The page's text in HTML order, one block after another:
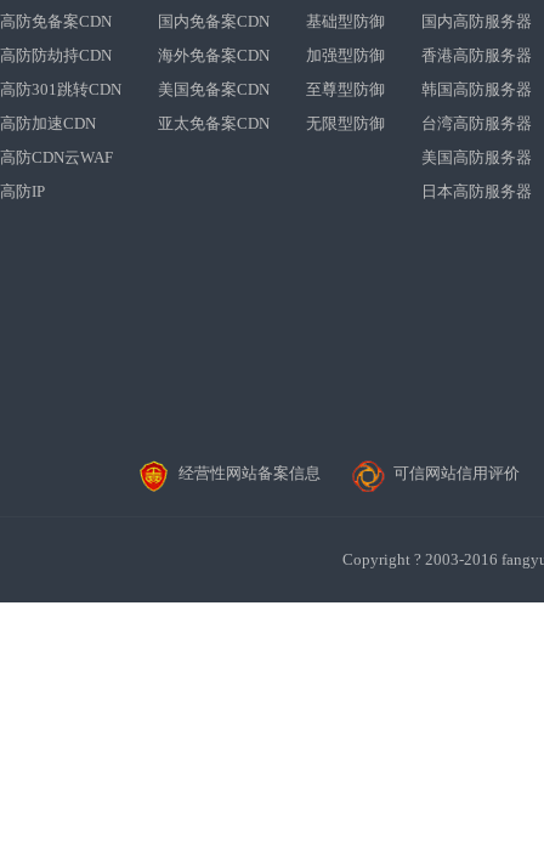
高防免备案CDN
高防防劫持CDN
高防301跳转CDN
高防加速CDN
高防CDN云WAF
高防IP
国内免备案CDN
海外免备案CDN
美国免备案CDN
亚太免备案CDN
基础型防御
加强型防御
至尊型防御
无限型防御
国内高防服务器
香港高防服务器
韩国高防服务器
台湾高防服务器
美国高防服务器
日本高防服务器
经营性网站备案信息 可信网站信用评价
Copyright ? 2003-2016